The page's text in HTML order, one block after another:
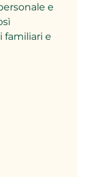
e
familiari e